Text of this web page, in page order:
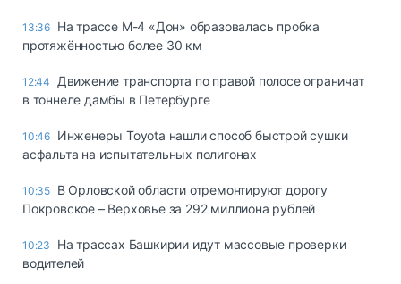
13:36 На трассе М-4 «Дон» образовалась пробка
протяжённостью более 30 км
12:44
Движение транспорта по правой полосе ограничат
в тоннеле дамбы в Петербурге
10:46 Инженеры Toyota нашли способ быстрой сушки
асфальта на испытательных полигонах
10:35 В Орловской области отремонтируют дорогу
Покровское – Верховье за 292 миллиона рублей
10:23
На трассах Башкирии идут массовые проверки
водителей